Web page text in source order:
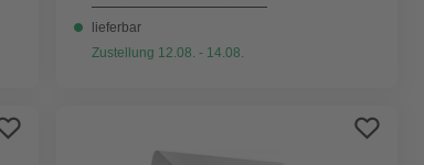
lieferbar
Zustellung 12.08. - 14.08.